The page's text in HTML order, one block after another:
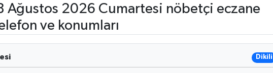
Ağustos 2026 Cumartesi nöbetçi eczane
ve konumları
Dikili